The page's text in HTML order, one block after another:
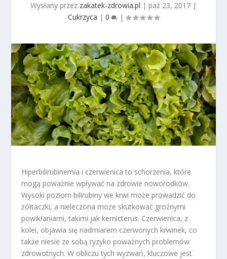
Wysłany przez zakatek-zdrowia.pl | paź 23, 2017 |
Cukrzyca | 0 |
Hiperbilirubinemia i czerwienica to schorzenia, które
mogą poważnie wpływać na zdrowie noworodków.
Wysoki poziom bilirubiny we krwi może prowadzić do
żółtaczki, a nieleczona może skutkować groźnymi
powikłaniami, takimi jak kernicterus. Czerwienica, z
kolei, objawia się nadmiarem czerwonych krwinek, co
także niesie ze sobą ryzyko poważnych problemów
zdrowotnych. W obliczu tych wyzwań, kluczowe jest